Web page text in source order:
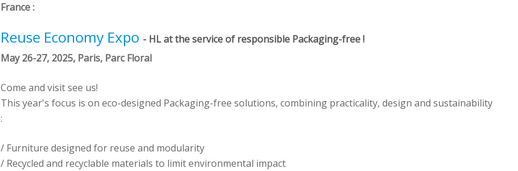
France :
Reuse Economy Expo - HL at the service of responsible Packaging-free !
May 26-27, 2025, Paris, Parc Floral
Come and visit see us!
This year's focus is on eco-designed Packaging-free solutions, combining practicality, design and sustainability
:
/ Furniture designed for reuse and modularity
/ Recycled and recyclable materials to limit environmental impact